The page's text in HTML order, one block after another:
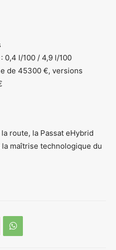
0,4 l/100 / 4,9 l/100
de 45300 €, versions
route, la Passat eHybrid
maîtrise technologique du